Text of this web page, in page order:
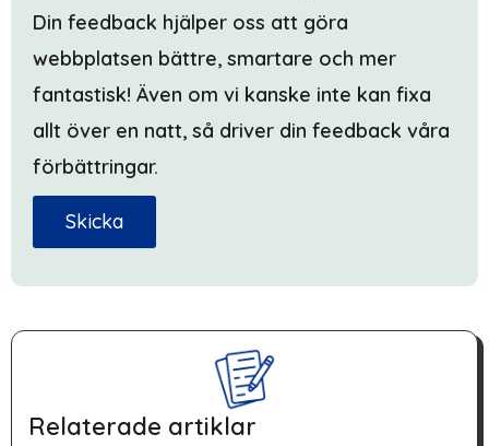
Din feedback hjälper oss att göra
webbplatsen bättre, smartare och mer
fantastisk! Även om vi kanske inte kan fixa
allt över en natt, så driver din feedback våra
förbättringar.
Skicka
Relaterade artiklar